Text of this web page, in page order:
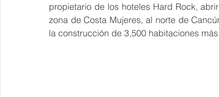
propietario de los hoteles Hard Rock,
zona de Costa Mujeres, al norte de
la construcción de 3,500 habitaciones